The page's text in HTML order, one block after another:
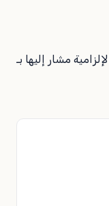
مشار إليها بـ